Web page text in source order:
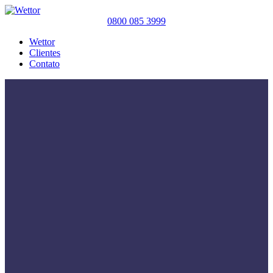
0800 085 3999
Wettor
Clientes
Contato